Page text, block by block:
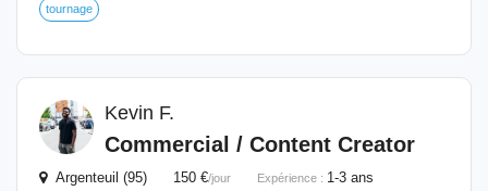
tournage
Kevin F.
Commercial / Content Creator
Argenteuil (95) 150 €/jour Expérience : 1-3 ans